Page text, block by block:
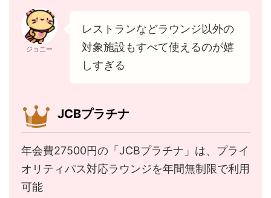
ジョニー
レストランなどラウンジ以外の
対象施設もすべて使えるのが嬉
しすぎる
JCBプラチナ
年会費27500円の「JCBプラチナ」は、プライ
オリティパス対応ラウンジを年間無制限で利用
可能